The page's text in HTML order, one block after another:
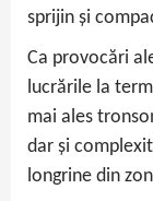
sprijin și
Ca provocări
lucrările la
mai ales
dar și
longrine din